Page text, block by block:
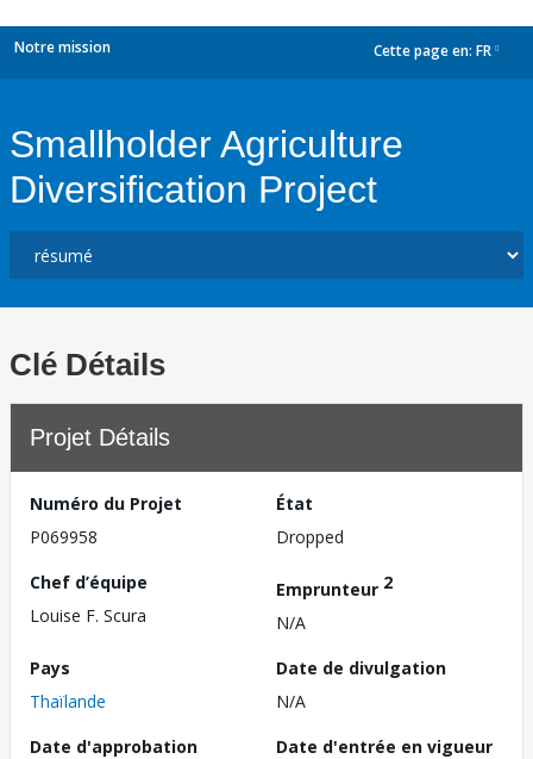
Notre mission Cette page en: FR
Smallholder Agriculture
Diversification Project
Clé Détails
Projet Détails
Numéro du Projet
P069958
État
Dropped
Chef d’équipe
Louise F. Scura
Emprunteur 2
N/A
Pays
Thaïlande
Date de divulgation
N/A
Date d'approbation
Date d'entrée en vigueur